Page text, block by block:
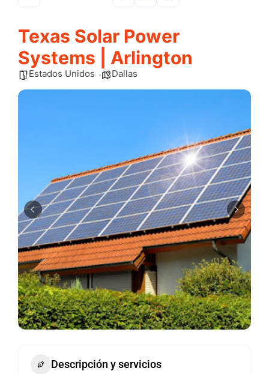
Texas Solar Power
Systems | Arlington
Estados Unidos Dallas
Descripción y servicios